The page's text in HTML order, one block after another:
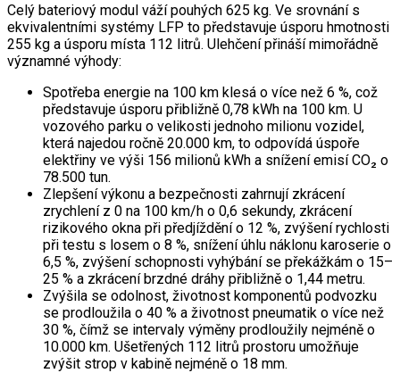
Celý bateriový modul váží pouhých 625 kg. Ve srovnání s
ekvivalentními systémy LFP to představuje úsporu hmotnosti
255 kg a úsporu místa 112 litrů. Ulehčení přináší mimořádně
významné výhody:
Spotřeba energie na 100 km klesá o více než 6 %, což
představuje úsporu přibližně 0,78 kWh na 100 km. U
vozového parku o velikosti jednoho milionu vozidel,
která najedou ročně 20.000 km, to odpovídá úspoře
elektřiny ve výši 156 milionů kWh a snížení emisí CO₂ o
78.500 tun.
Zlepšení výkonu a bezpečnosti zahrnují zkrácení
zrychlení z 0 na 100 km/h o 0,6 sekundy, zkrácení
rizikového okna při předjíždění o 12 %, zvýšení rychlosti
při testu s losem o 8 %, snížení úhlu náklonu karoserie o
6,5 %, zvýšení schopnosti vyhýbání se překážkám o 15–
25 % a zkrácení brzdné dráhy přibližně o 1,44 metru.
Zvýšila se odolnost, životnost komponentů podvozku
se prodloužila o 40 % a životnost pneumatik o více než
30 %, čímž se intervaly výměny prodloužily nejméně o
10.000 km. Ušetřených 112 litrů prostoru umožňuje
zvýšit strop v kabině nejméně o 18 mm.